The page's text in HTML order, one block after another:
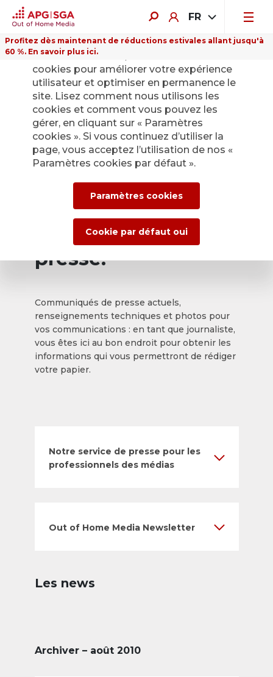
FR
Profitez dès maintenant de réductions estivales allant jusqu'à
60 %. En savoir plus ici.
Retour
Service de presse
d’APG|SGA pour les
actualités et les
communiqués de
presse.
Communiqués de presse actuels,
renseignements techniques et photos pour
vos communications : en tant que journaliste,
vous êtes ici au bon endroit pour obtenir les
informations qui vous permettront de rédiger
votre papier.
Notre service de presse pour les
professionnels des médias
Out of Home Media Newsletter
Les news
Archiver – août 2010
Sur ce site Internet, nous utilisons des
cookies pour améliorer votre expérience
utilisateur et optimiser en permanence le
site. Lisez comment nous utilisons les
cookies et comment vous pouvez les
gérer, en cliquant sur « Paramètres
cookies ». Si vous continuez d’utiliser la
page, vous acceptez l’utilisation de nos «
Paramètres cookies par défaut ».
Paramètres cookies
Cookie par défaut oui